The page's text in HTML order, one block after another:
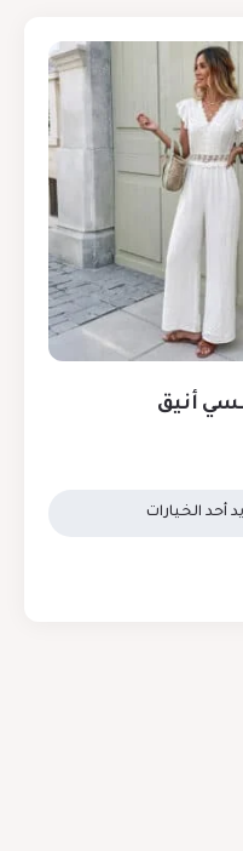
أنيق
أحد الخيارات